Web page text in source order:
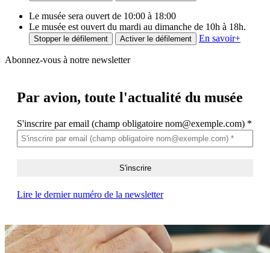
Le musée sera ouvert de 10:00 à 18:00
Le musée est ouvert du mardi au dimanche de 10h à 18h.
Stopper le défilement Activer le défilement En savoir+
Abonnez-vous à notre newsletter
Par avion, toute l'actualité du musée
S'inscrire par email (champ obligatoire nom@exemple.com) *
Lire le dernier numéro de la newsletter